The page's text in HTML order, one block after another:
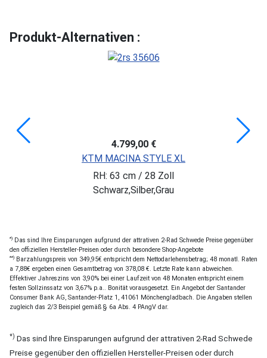
Produkt-Alternativen :
4.799,00 €
KTM MACINA STYLE XL
RH: 63 cm / 28 Zoll
Schwarz,Silber,Grau
*) Das sind Ihre Einsparungen aufgrund der attrativen 2-Rad Schwede Preise gegenüber
den offiziellen Hersteller-Preisen oder durch besondere Shop-Angebote
**) Barzahlungspreis von 349,95€ entspricht dem Nettodarlehensbetrag; 48 monatl. Raten
a 7,88€ ergeben einen Gesamtbetrag von 378,08 €. Letzte Rate kann abweichen.
Effektiver Jahreszins von 3,90% bei einer Laufzeit von 48 Monaten entspricht einem
festen Sollzinssatz von 3,67% p.a.. Bonität vorausgesetzt. Ein Angebot der Santander
Consumer Bank AG, Santander-Platz 1, 41061 Mönchengladbach. Die Angaben stellen
zugleich das 2/3 Beispiel gemäß § 6a Abs. 4 PAngV dar.
*) Das sind Ihre Einsparungen aufgrund der attrativen 2-Rad Schwede
Preise gegenüber den offiziellen Hersteller-Preisen oder durch